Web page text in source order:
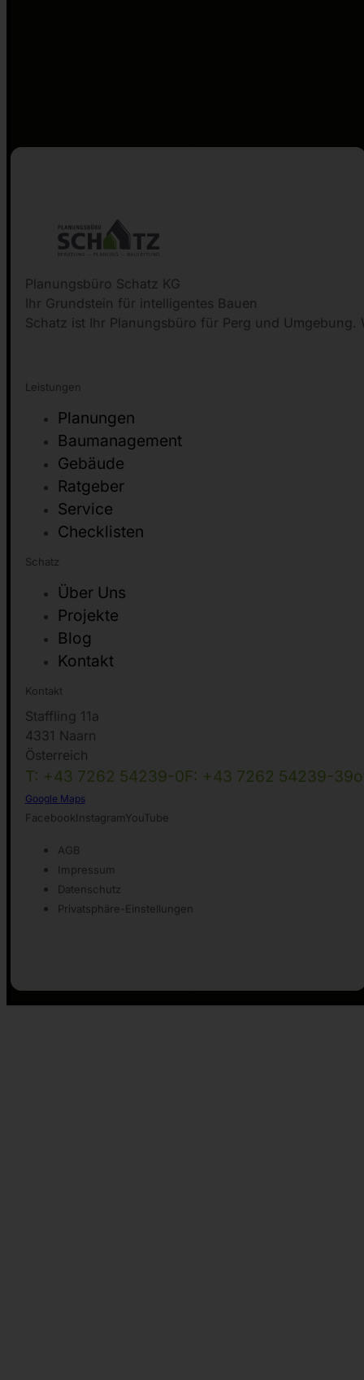
Planungsbüro Schatz KG
Ihr Grundstein für intelligentes Bauen
Schatz ist Ihr Planungsbüro für Perg und
Leistungen
Planungen
Baumanagement
Gebäude
Ratgeber
Service
Checklisten
Schatz
Über Uns
Projekte
Blog
Kontakt
Kontakt
Staffling 11a
4331 Naarn
Österreich
T: +43 7262 54239-0F: +43 7262 54239-39
Google Maps
FacebookInstagramYouTube
AGB
Impressum
Datenschutz
Privatsphäre-Einstellungen